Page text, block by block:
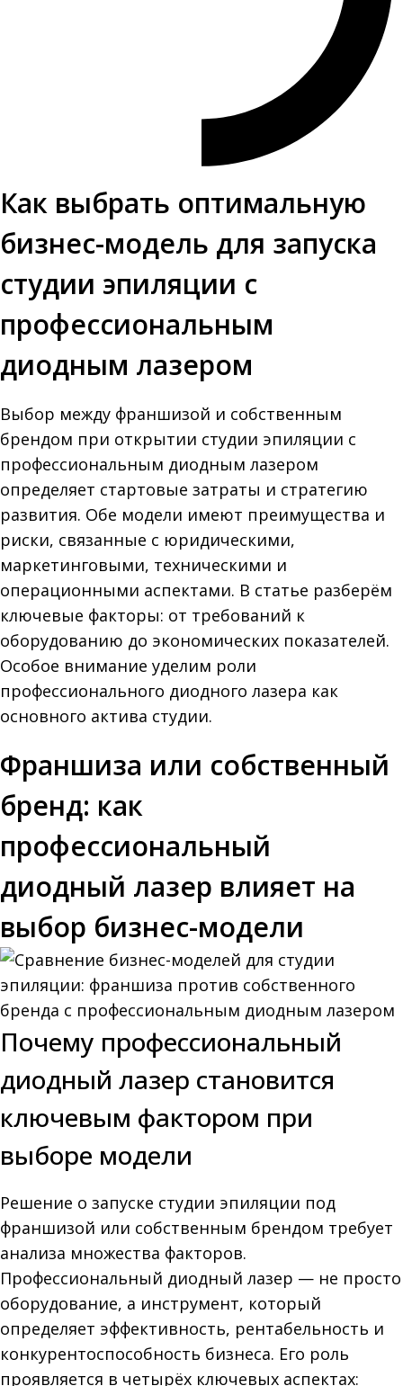
Как выбрать оптимальную
бизнес-модель для запуска
студии эпиляции с
профессиональным
диодным лазером
Выбор между франшизой и собственным
брендом при открытии студии эпиляции с
профессиональным диодным лазером
определяет стартовые затраты и стратегию
развития. Обе модели имеют преимущества и
риски, связанные с юридическими,
маркетинговыми, техническими и
операционными аспектами. В статье разберём
ключевые факторы: от требований к
оборудованию до экономических показателей.
Особое внимание уделим роли
профессионального диодного лазера как
основного актива студии.
Франшиза или собственный
бренд: как
профессиональный
диодный лазер влияет на
выбор бизнес-модели
Почему профессиональный
диодный лазер становится
ключевым фактором при
выборе модели
Решение о запуске студии эпиляции под
франшизой или собственным брендом требует
анализа множества факторов.
Профессиональный диодный лазер — не просто
оборудование, а инструмент, который
определяет эффективность, рентабельность и
конкурентоспособность бизнеса. Его роль
проявляется в четырёх ключевых аспектах: